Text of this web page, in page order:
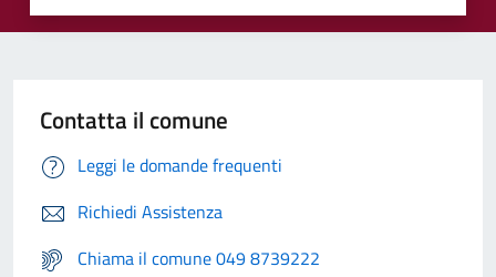
Contatta il comune
Leggi le domande frequenti
Richiedi Assistenza
Chiama il comune 049 8739222